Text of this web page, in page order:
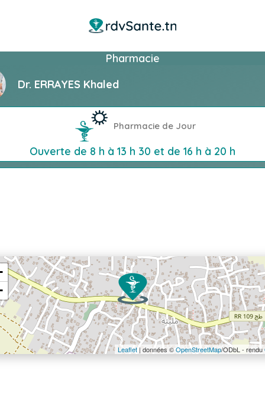
Pharmacie
Dr. ERRAYES Khaled
Pharmacie de Jour
Ouverte de 8 h à 13 h 30 et de 16 h à 20 h
Leaflet| données ©OpenStreetMap/ODbL - rendu